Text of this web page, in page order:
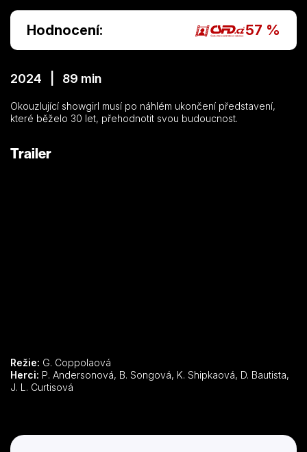
Hodnocení: 57 %
2024 | 89 min
Okouzlující showgirl musí po náhlém ukončení představení,
které běželo 30 let, přehodnotit svou budoucnost.
Trailer
Režie: G. Coppolaová
Herci:
J. L. Curtisová